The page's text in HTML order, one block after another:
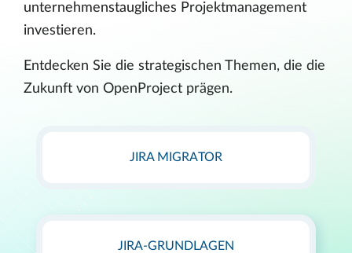
unternehmenstaugliches Projektmanagement
investieren.
Entdecken Sie die strategischen Themen, die die
Zukunft von OpenProject prägen.
JIRA MIGRATOR
JIRA-GRUNDLAGEN